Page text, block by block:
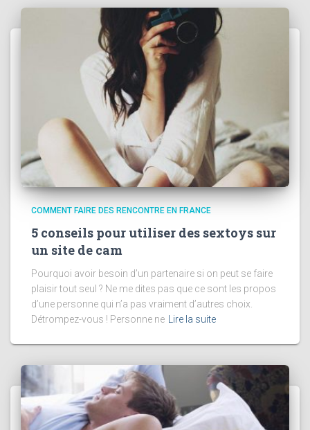
COMMENT FAIRE DES RENCONTRE EN FRANCE
5 conseils pour utiliser des sextoys sur
un site de cam
Pourquoi avoir besoin d’un partenaire si on peut se faire
plaisir tout seul ? Ne me dites pas que ce sont les propos
d’une personne qui n’a pas vraiment d’autres choix.
Détrompez-vous ! Personne ne
Lire la suite